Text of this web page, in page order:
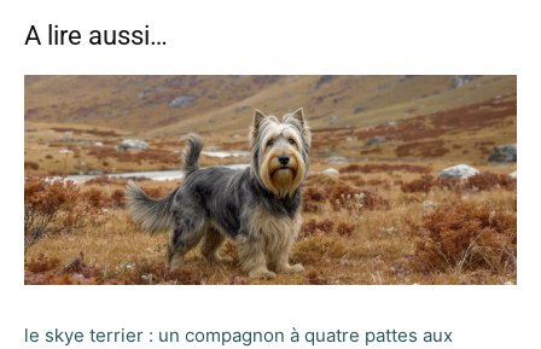
A lire aussi…
le skye terrier : un compagnon à quatre pattes aux